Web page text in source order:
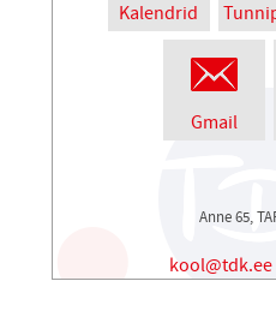
Kalendrid
Gmail
Anne 65,
kool@tdk.ee